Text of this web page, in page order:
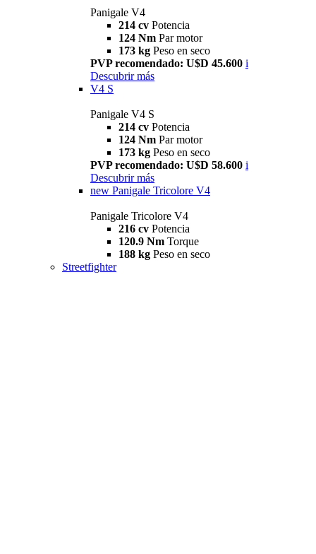
Panigale V4
214 cv Potencia
124 Nm Par motor
173 kg Peso en seco
PVP recomendado: U$D 45.600 i
Descubrir más
V4 S
Panigale V4 S
214 cv Potencia
124 Nm Par motor
173 kg Peso en seco
PVP recomendado: U$D 58.600 i
Descubrir más
new Panigale Tricolore V4
Panigale Tricolore V4
216 cv Potencia
120.9 Nm Torque
188 kg Peso en seco
Streetfighter